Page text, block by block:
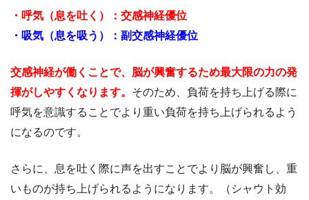
・呼気（息を吐く）：交感神経優位
・吸気（息を吸う）：副交感神経優位
交感神経が働くことで、脳が興奮するため最大限の力の発
揮がしやすくなります。 そのため、負荷を持ち上げる際に
呼気を意識することでより重い負荷を持ち上げられるよう
になるのです。
さらに、息を吐く際に声を出すことでより脳が興奮し、重
いものが持ち上げられるようになります。（シャウト効